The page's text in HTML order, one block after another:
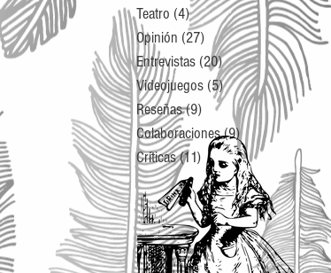
Teatro (4)4 entradas
Opinión (27) 27 entradas
Entrevistas (20)20 entradas
Videojuegos (5)5 entradas
Reseñas(9) 9 entradas
Colaboraciones(9)9 entradas
Críticas(11) 11 entradas